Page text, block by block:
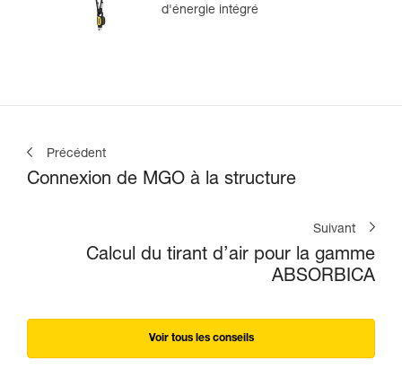
d'énergie intégré
Précédent
Connexion de MGO à la structure
Suivant
Calcul du tirant d’air pour la gamme
ABSORBICA
Voir tous les conseils